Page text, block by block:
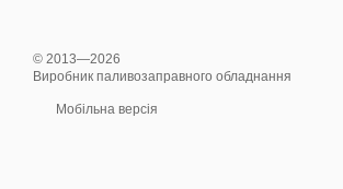
© 2013—2026
Виробник паливозаправного обладнання
Мобільна версія